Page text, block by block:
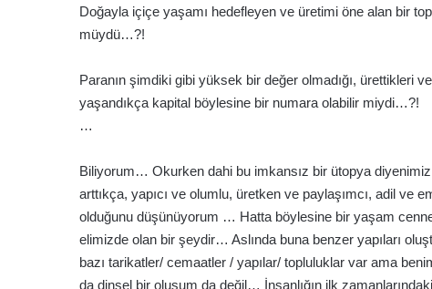
Doğayla içiçe yaşamı hedefleyen ve üretimi öne alan bir
müydü…?!
Paranın şimdiki gibi yüksek bir değer olmadığı, ürettikleri
yaşandıkça kapital böylesine bir numara olabilir miydi…?!
…
Biliyorum… Okurken dahi bu imkansız bir ütopya
arttıkça, yapıcı ve olumlu, üretken ve paylaşımcı, adil ve
olduğunu düşünüyorum … Hatta böylesine bir yaşam
elimizde olan bir şeydir… Aslında buna benzer yapıları
bazı tarikatler/ cemaatler / yapılar/ topluluklar var ama
da dinsel bir oluşum da değil… İnsanlığın ilk